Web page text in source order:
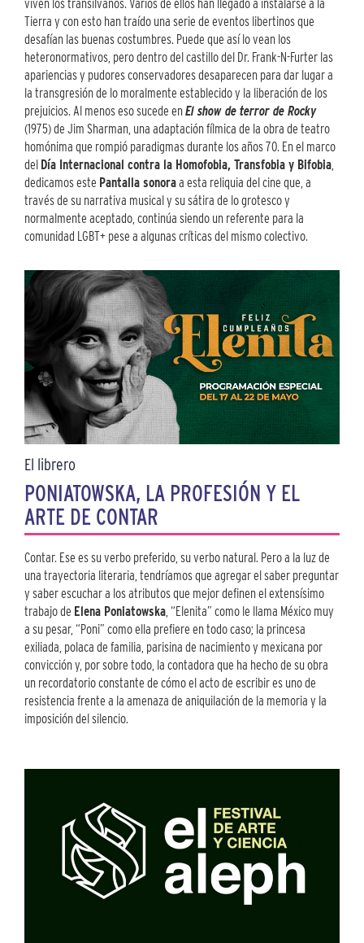
viven los transilvanos. Varios de ellos han llegado a instalarse a la
Tierra y con esto han traído una serie de eventos libertinos que
desafían las buenas costumbres. Puede que así lo vean los
heteronormativos, pero dentro del castillo del Dr. Frank-N-Furter las
apariencias y pudores conservadores desaparecen para dar lugar a
la transgresión de lo moralmente establecido y la liberación de los
prejuicios. Al menos eso sucede enEl show de terror de Rocky
(1975) de Jim Sharman, una adaptación fílmica de la obra de teatro
homónima que rompió paradigmas durante los años 70. En el marco
del Día Internacional contra la Homofobia, Transfobia y Bifobia
dedicamos este Pantalla sonoraa esta reliquia del cine que, a
través de su narrativa musical y su sátira de lo grotesco y
normalmente aceptado, continúa siendo un referente para la
comunidad LGBT+ pese a algunas críticas del mismo colectivo.
El librero
PONIATOWSKA, LA PROFESIÓN Y EL
ARTE DE CONTAR
Contar. Ese es su verbo preferido, su verbo natural. Pero a la luz de
una trayectoria literaria, tendríamos que agregar el saber preguntar
y saber escuchar a los atributos que mejor definen el extensísimo
trabajo de Elena Poniatowska, “Elenita” como le llama México muy
a su pesar, “Poni” como ella prefiere en todo caso; la princesa
exiliada, polaca de familia, parisina de nacimiento y mexicana por
convicción y, por sobre todo, la contadora que ha hecho de su obra
un recordatorio constante de cómo el acto de escribir es uno de
resistencia frente a la amenaza de aniquilación de la memoria y la
imposición del silencio.